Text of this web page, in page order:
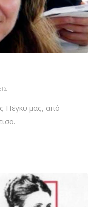
Πέγκυ μας, από